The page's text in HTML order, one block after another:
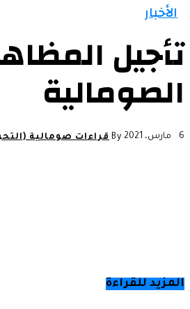
الأخبار
تأجيل
الصومالية
6 مارس، 2021 By قراءات صومالية
المزيد للقراءة